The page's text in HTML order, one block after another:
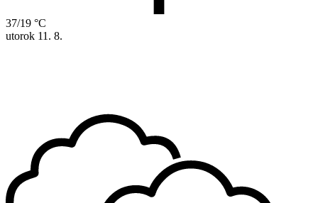
37/19 °C
utorok 11. 8.